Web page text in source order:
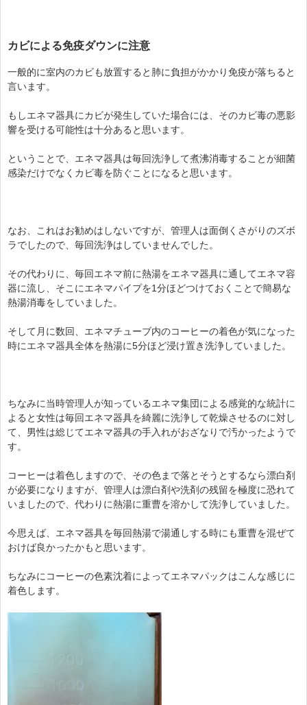
カビによる免疫ダウンに注意
一般的に室内のカビも放置すると肺に負担がかかり免疫が落ちると
言います。
もしエネマ器具にカビが発生していた場合には、そのカビ毒の悪影
響を受ける可能性は十分あると思います。
ということで、エネマ器具は毎回洗浄して煮沸消毒することが細菌
感染だけでなくカビ毒を防ぐことになると思います。
なお、これはお勧めはしないですが、管理人は面倒くさがりのズボ
ラでしたので、毎回洗浄はしていませんでした。
その代わりに、毎回エネマ前に熱湯をエネマ器具に通してエネマ容
器に流し、そこにエネマパイプを1分ほどつけておくことで簡易な
熱湯消毒をしていました。
そして月に数回、エネマチューブ内のコーヒーの着色が気になった
時にエネマ器具全体を熱湯に5分ほど浸け置き洗浄していました。
ちなみに当時管理人が知っているエネマ集団による感覚的な統計に
よると女性は毎回エネマ器具を綺麗に洗浄して乾燥させるのに対し
て、男性は総じてエネマ器具の手入れがおざなりで汚かったようで
す。
コーヒーは着色しますので、その色まで落とそうとするなら漂白剤
が必要になりますが、管理人は漂白剤や洗剤の残留を極度に恐れて
いましたので、代わりに熱湯に重曹を溶かして洗浄していました。
今思えば、エネマ器具を毎回熱湯で湯通しする時にも重曹を混ぜて
おけば良かったかもと思います。
ちなみにコーヒーの色素沈着によってエネマパックはこんな感じに
着色します。